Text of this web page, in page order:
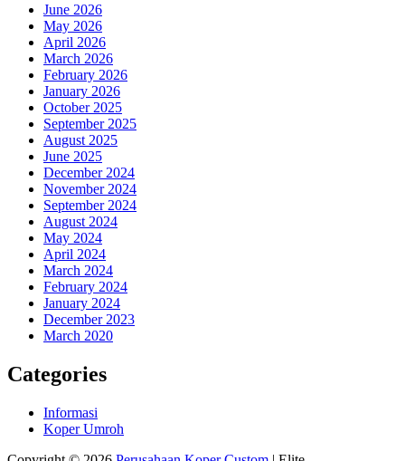
June 2026
May 2026
April 2026
March 2026
February 2026
January 2026
October 2025
September 2025
August 2025
June 2025
December 2024
November 2024
September 2024
August 2024
May 2024
April 2024
March 2024
February 2024
January 2024
December 2023
March 2020
Categories
Informasi
Koper Umroh